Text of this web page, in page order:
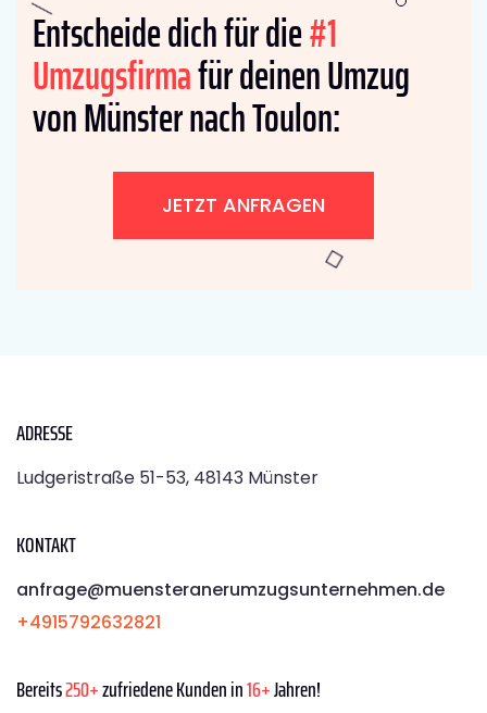
Entscheide dich für die#1
Umzugsfirmafür deinen Umzug
von Münster nach Toulon:
JETZT ANFRAGEN
ADRESSE
Ludgeristraße 51-53, 48143 Münster
KONTAKT
anfrage@muensteranerumzugsunternehmen.de
+4915792632821
Bereits250+zufriedene Kunden in16+Jahren!